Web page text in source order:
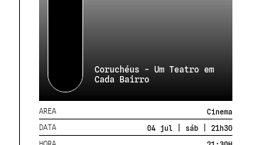
Coruchéus - Um Teatro em
Cada Bairro
AREA
Cinema
DATA
04 jul | sáb | 21h30